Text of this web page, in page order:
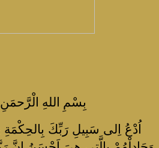
بِسْمِ اللهِ
اُدْعُ اِلى سَبِيلِ رَبِّكَ